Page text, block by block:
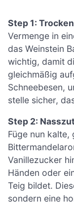
Step 1:
Vermenge in
das Weinstein
wichtig, damit
gleichmäßig
Schneebesen,
stelle sicher,
Step 2:
Füge nun
Vanillezucker
Händen oder
Teig bildet.
sondern eine